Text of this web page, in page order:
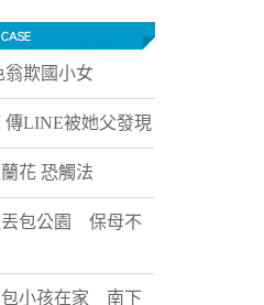
翁欺國小女
傳LINE被她父發現
花 恐觸法
丟包公園 保母不
包小孩在家 南下